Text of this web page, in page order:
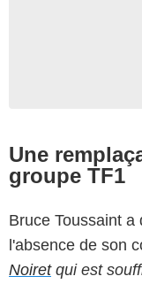
Une
groupe TF1
Bruce Toussaint
l'absence de son
Noiretqui est